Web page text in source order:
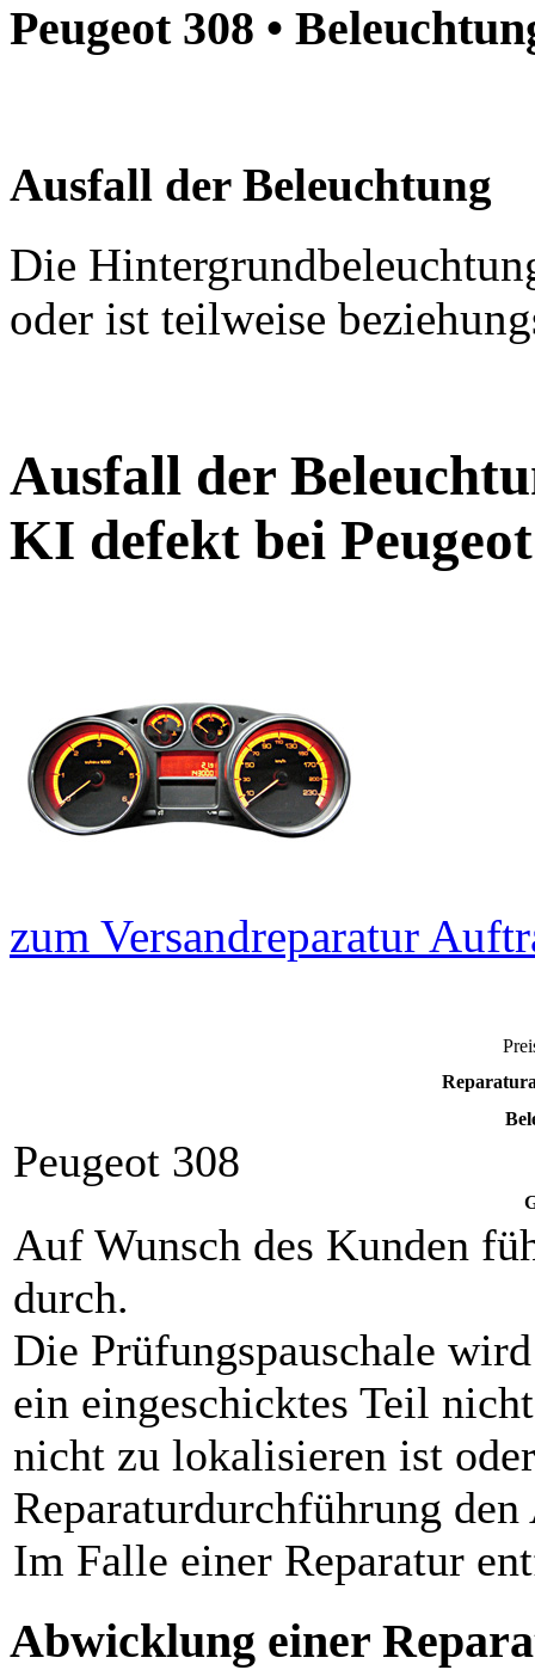
Peugeot 308 •
Ausfall der Beleuchtung
Die
oder ist teilweise
Ausfall der
KI defekt bei
zum Versandreparatur
Peugeot 308
Auf Wunsch des Kunden
durch.
Die Prüfungspauschale
ein eingeschicktes Teil
nicht zu lokalisieren ist
Reparaturdurchführung
Im Falle einer Reparatur
Abwicklung einer